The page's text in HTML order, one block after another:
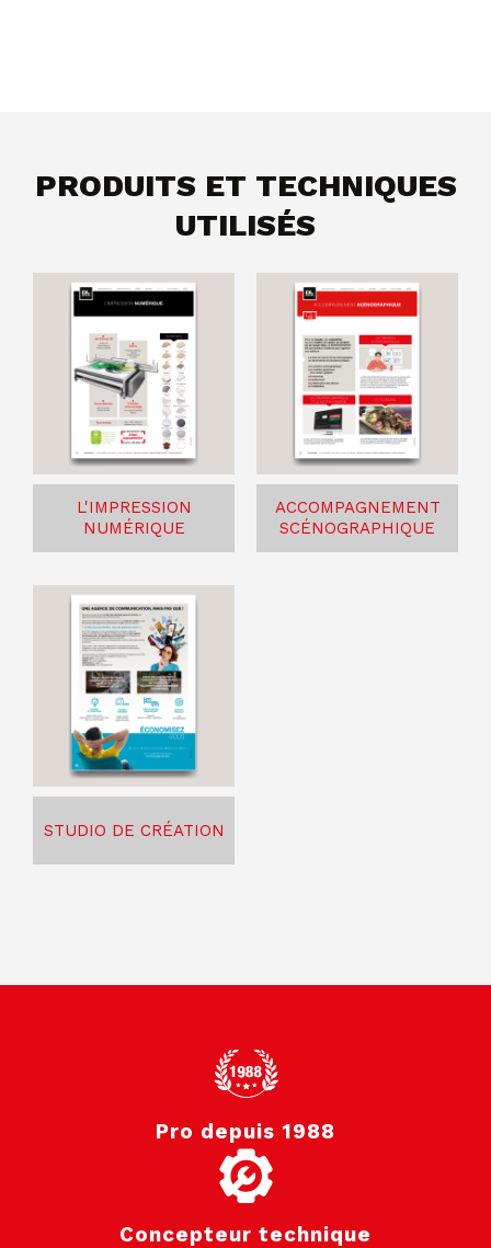
PRODUITS ET TECHNIQUES
UTILISÉS
L'IMPRESSION
NUMÉRIQUE
ACCOMPAGNEMENT
SCÉNOGRAPHIQUE
STUDIO DE CRÉATION
Pro depuis 1988
Concepteur technique